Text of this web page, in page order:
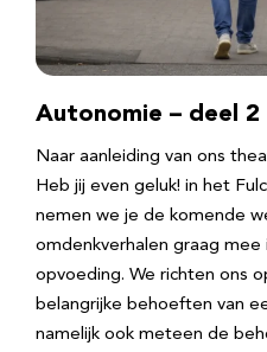
Autonomie – deel 2
Naar aanleiding van ons
Heb jij even geluk! in het
nemen we je de komende
omdenkverhalen graag mee
opvoeding. We richten ons
belangrijke behoeften van
namelijk ook meteen de